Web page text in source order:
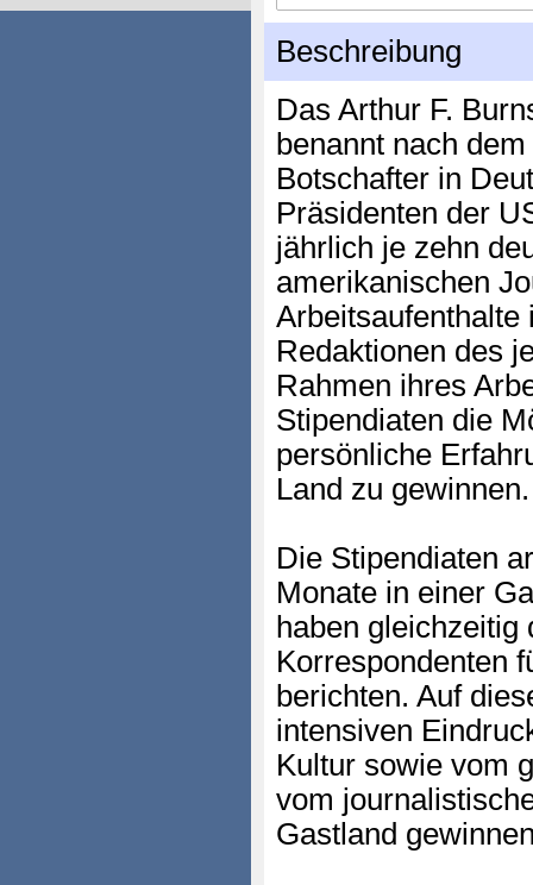
Beschreibung
Das Arthur F.
benannt nach
Botschafter in
Präsidenten der
jährlich je zehn
amerikanischen
Arbeitsaufenthalte
Redaktionen des
Rahmen ihres
Stipendiaten die
persönliche
Land zu gewinnen.
Die Stipendiaten
Monate in einer
haben
Korrespondenten
berichten. Auf
intensiven
Kultur sowie vom
vom
Gastland